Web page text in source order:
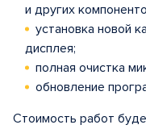
и других
установка новой
дисплея;
полная очистка
обновление
Стоимость работ